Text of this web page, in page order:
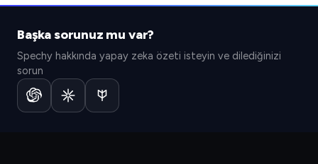
Başka sorunuz mu var?
Spechy hakkında yapay zeka özeti isteyin ve dilediğinizi
sorun